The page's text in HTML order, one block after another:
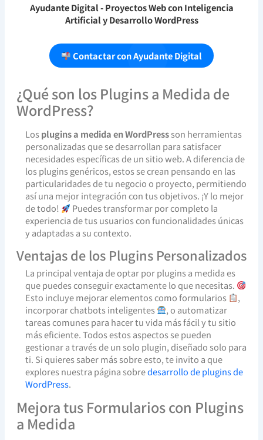
Ayudante Digital- Proyectos Web con Inteligencia
Artificial y Desarrollo WordPress
Contactar con Ayudante Digital
¿Qué son los Plugins a Medida de
WordPress?
Losplugins a medida en WordPressson herramientas
personalizadas que se desarrollan para satisfacer
necesidades específicas de un sitio web. A diferencia de
los plugins genéricos, estos se crean pensando en las
particularidades de tu negocio o proyecto, permitiendo
así una mejor integración con tus objetivos. ¡Y lo mejor
de todo!
Puedes transformar por completo la
experiencia de tus usuarios con funcionalidades únicas
y adaptadas a su contexto.
Ventajas de los Plugins Personalizados
La principal ventaja de optar por plugins a medida es
que puedes conseguir exactamente lo que necesitas.
Esto incluye mejorar elementos como formularios
,
incorporar chatbots inteligentes
, o automatizar
tareas comunes para hacer tu vida más fácil y tu sitio
más eficiente. Todos estos aspectos se pueden
gestionar a través de un solo plugin, diseñado solo para
ti. Si quieres saber más sobre esto, te invito a que
explores nuestra página sobredesarrollo de plugins de
WordPress.
Mejora tus Formularios con Plugins
a Medida